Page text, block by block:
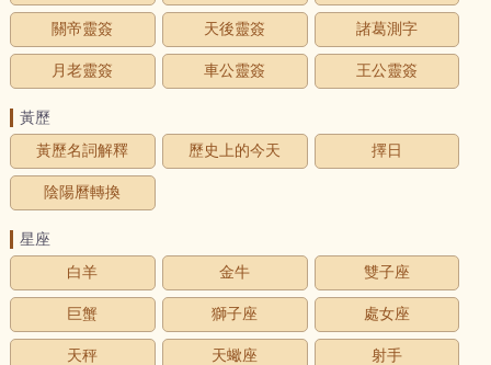
關帝靈簽 天後靈簽 諸葛測字
月老靈簽 車公靈簽 王公靈簽
黃歷
黃歷名詞解釋
歷史上的今天 擇日
陰陽曆轉換
星座
白羊
金牛 雙子座
巨蟹 獅子座 處女座
天秤 天蠍座 射手